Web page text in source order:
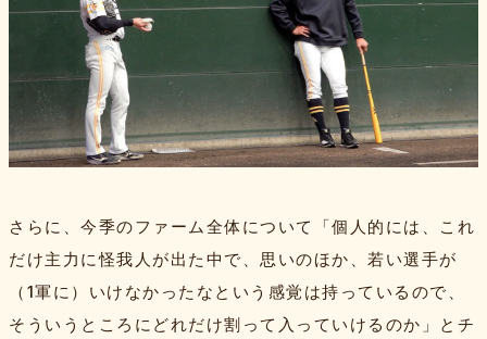
さらに、今季のファーム全体について「個人的には、これ
だけ主力に怪我人が出た中で、思いのほか、若い選手が
（1軍に）いけなかったなという感覚は持っているので、
そういうところにどれだけ割って入っていけるのか」とチ